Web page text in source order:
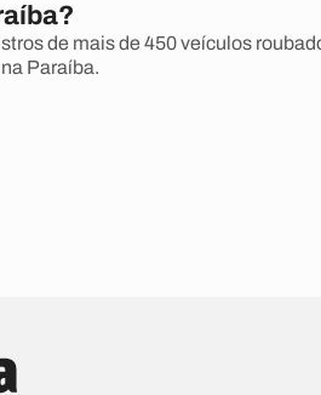
de mais de 450 veículos
Paraíba.